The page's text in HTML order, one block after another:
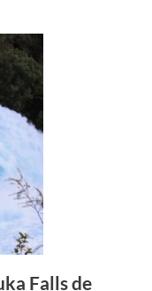
Falls de